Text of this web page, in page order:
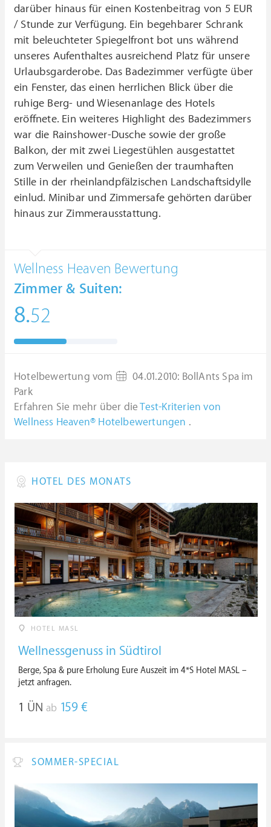
darüber hinaus für einen Kostenbeitrag von 5 EUR
/ Stunde zur Verfügung. Ein begehbarer Schrank
mit beleuchteter Spiegelfront bot uns während
unseres Aufenthaltes ausreichend Platz für unsere
Urlaubsgarderobe. Das Badezimmer verfügte über
ein Fenster, das einen herrlichen Blick über die
ruhige Berg- und Wiesenanlage des Hotels
eröffnete. Ein weiteres Highlight des Badezimmers
war die Rainshower-Dusche sowie der große
Balkon, der mit zwei Liegestühlen ausgestattet
zum Verweilen und Genießen der traumhaften
Stille in der rheinlandpfälzischen Landschaftsidylle
einlud. Minibar und Zimmersafe gehörten darüber
hinaus zur Zimmerausstattung.
Wellness Heaven Bewertung
Zimmer & Suiten:
8.52
Hotelbewertung vom 04.01.2010: BollAnts Spa im
Park
Erfahren Sie mehr über dieTest-Kriterien von
Wellness Heaven® Hotelbewertungen .
HOTEL DES MONATS
HOTEL MASL
Wellnessgenuss in Südtirol
Berge, Spa & pure Erholung Eure Auszeit im 4*S Hotel MASL –
jetzt anfragen.
1 ÜN ab 159 €
SOMMER-SPECIAL